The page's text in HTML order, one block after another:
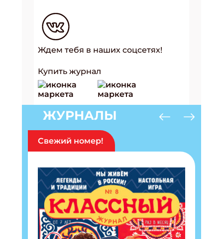
Ждем тебя в наших соцсетях!
Купить журнал
ЖУРНАЛЫ
Свежий номер!